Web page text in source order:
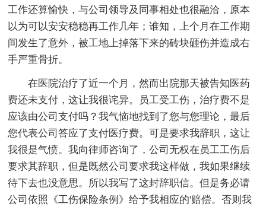
工作还算愉快，与公司领导及同事相处也很融洽，原本
以为可以安安稳稳再工作几年；谁知，上个月在工作期
间发生了意外，被工地上掉落下来的砖块砸伤并造成右
手严重骨折。
在医院治疗了近一个月，然而出院那天被告知医药
费还未支付，这让我很诧异。员工受工伤，治疗费不是
应该由公司支付吗？我气恼地找到了您与您理论，最后
您代表公司答应了支付医疗费。可是要求我辞职，这让
我很是气愤。我向律师咨询了，公司无权在员工工伤后
要求其辞职，但是既然公司要求我这样做，我如果继续
待下去也没意思。所以我写了这封辞职信。但是务必请
公司依照《工伤保险条例》给予我相应的'赔偿。否则我